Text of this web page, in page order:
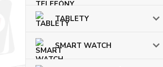
TABLETY
SMART WATCH